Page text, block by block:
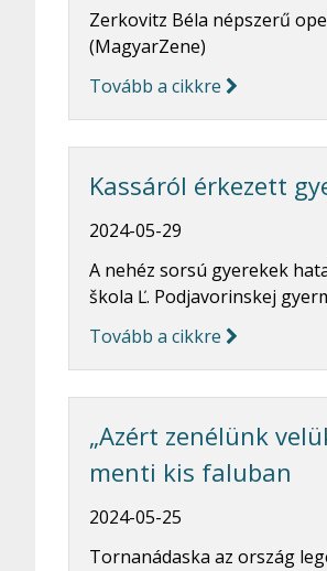
Zerkovitz Béla népszerű
(MagyarZene)
Tovább a cikkre
Kassáról érkezett
2024-05-29
A nehéz sorsú gyerekek
škola Ľ. Podjavorinskej
Tovább a cikkre
„Azért zenélünk
menti kis faluban
2024-05-25
Tornanádaska az ország